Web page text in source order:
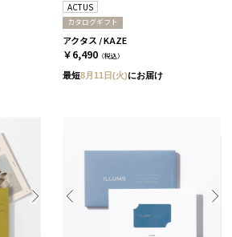
ACTUS
カタログギフト
アクタス / KAZE
￥6,490 （税込）
最短8月11日(火)にお届け